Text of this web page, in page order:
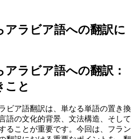
アラビア語への翻訳に
ラビア語への翻訳：
こと
ビア語翻訳は、単なる単語の置き換
語の文化的背景、文法構造、そして
ることが重要です。今回は、フラン